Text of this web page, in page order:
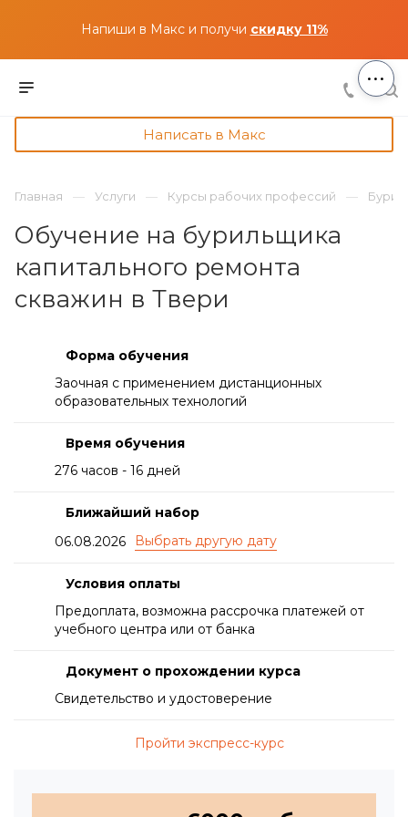
Напиши в Макс и получи скидку 11%
Написать в Макс
Главная Услуги Курсы рабочих профессий
Обучение на бурильщика
капитального ремонта
скважин в Твери
Форма обучения
Заочная с применением дистанционных
образовательных технологий
Время обучения
276 часов - 16 дней
Ближайший набор
06.08.2026
Условия оплаты
Предоплата, возможна рассрочка платежей от
учебного центра или от банка
Документ о прохождении курса
Свидетельство и удостоверение
Пройти экспресс-курс
...